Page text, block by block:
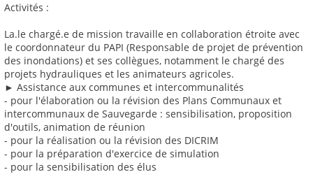
Activités :
La.le chargé.e de mission travaille en collaboration étroite avec
le coordonnateur du PAPI (Responsable de projet de prévention
des inondations) et ses collègues, notamment le chargé des
projets hydrauliques et les animateurs agricoles.
► Assistance aux communes et intercommunalités
- pour l'élaboration ou la révision des Plans Communaux et
intercommunaux de Sauvegarde : sensibilisation, proposition
d'outils, animation de réunion
- pour la réalisation ou la révision des DICRIM
- pour la préparation d'exercice de simulation
- pour la sensibilisation des élus